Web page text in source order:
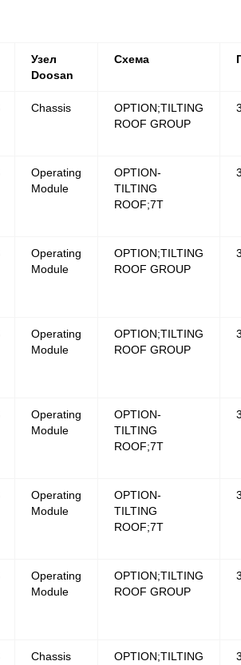
Узел
Doosan
Схема
Chassis
OPTION;TILTING
ROOF GROUP
3
Operating
Module
OPTION-
TILTING
ROOF;7T
3
Operating
Module
OPTION;TILTING
ROOF GROUP
3
Operating
Module
OPTION;TILTING
ROOF GROUP
3
Operating
Module
OPTION-
TILTING
ROOF;7T
3
Operating
Module
OPTION-
TILTING
ROOF;7T
3
Operating
Module
OPTION;TILTING
ROOF GROUP
3
Chassis
OPTION;TILTING
3